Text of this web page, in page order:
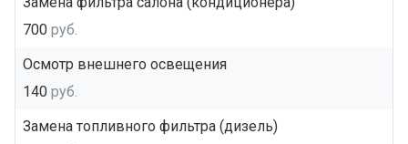
700 руб.
Осмотр внешнего освещения
140 руб.
Замена топливного фильтра (дизель)